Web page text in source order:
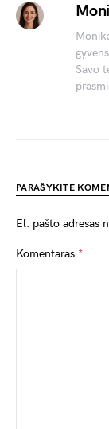
Savo
PARAŠYKITE
El. pašto adresas
Komentaras *